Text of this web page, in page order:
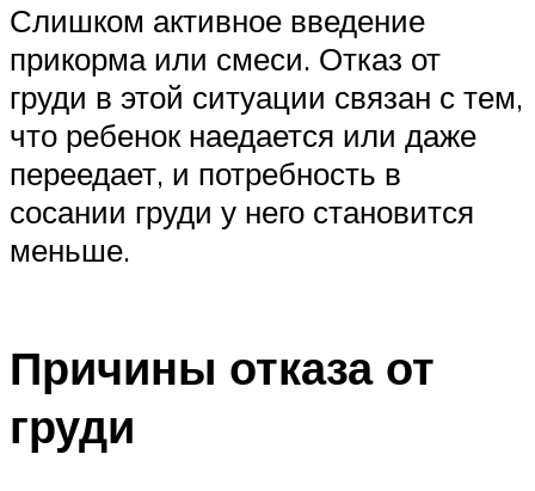
Слишком активное введение
прикорма или смеси. Отказ от
груди в этой ситуации связан с тем,
что ребенок наедается или даже
переедает, и потребность в
сосании груди у него становится
меньше.
Причины отказа от
груди